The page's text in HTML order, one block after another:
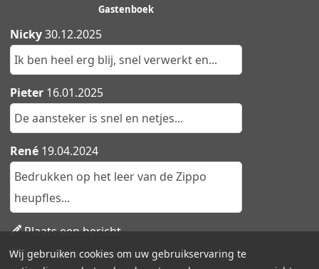
Gastenboek
Nicky30.12.2025
Ik ben heel erg blij, snel verwerkt en...
Pieter 16.01.2025
De aansteker is snel en netjes...
René 19.04.2024
Bedrukken op het leer van de Zippo
heupfles...
Plaats een bericht
Lees alle berichten
Wij gebruiken cookies om uw gebruikservaring te